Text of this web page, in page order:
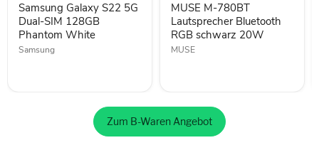
128GB
Phantom
White
Samsung Galaxy S22 5G
Dual-SIM 128GB
Phantom White
Samsung
schwarz
20W
MUSE M-780BT
Lautsprecher Bluetooth
RGB schwarz 20W
MUSE
Zum B-Waren Angebot